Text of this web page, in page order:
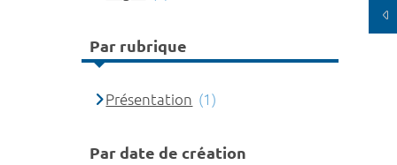
Par rubrique
Présentation (1)
Par date de création